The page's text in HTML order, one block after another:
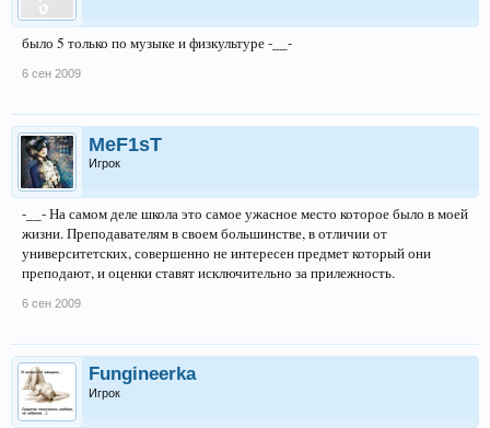
было 5 только по музыке и физкультуре -__-
6 сен 2009
MeF1sT
Игрок
-__- На самом деле школа это самое ужасное место которое было в моей
жизни. Преподавателям в своем большинстве, в отличии от
университетских, совершенно не интересен предмет который они
преподают, и оценки ставят исключительно за прилежность.
6 сен 2009
Fungineerka
Игрок